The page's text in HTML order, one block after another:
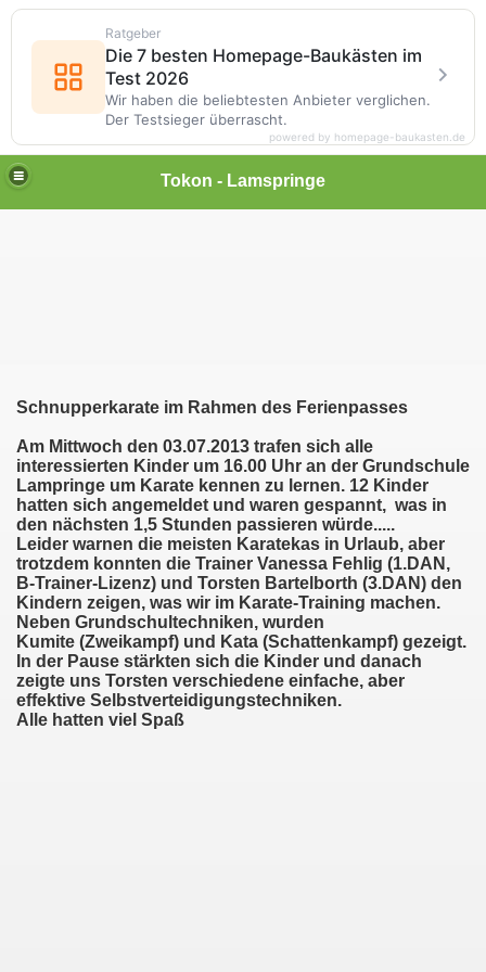
Tokon - Lamspringe
Schnupperkarate im Rahmen des Ferienpasses
Am Mittwoch den 03.07.2013 trafen sich alle
interessierten Kinder um 16.00 Uhr an der Grundschule
Lampringe um Karate kennen zu lernen. 12 Kinder
hatten sich angemeldet und waren gespannt, was in
den nächsten 1,5 Stunden passieren würde.....
Leider warnen die meisten Karatekas in Urlaub, aber
trotzdem konnten die Trainer Vanessa Fehlig (1.DAN,
B-Trainer-Lizenz) und Torsten Bartelborth (3.DAN) den
Kindern zeigen, was wir im Karate-Training machen.
Neben Grundschultechniken, wurden
Kumite (Zweikampf) und Kata (Schattenkampf) gezeigt.
In der Pause stärkten sich die Kinder und danach
zeigte uns Torsten verschiedene einfache, aber
effektive Selbstverteidigungstechniken.
Alle hatten viel Spaß
Ratgeber
Die 7 besten Homepage-Baukästen im
Test 2026
Wir haben die beliebtesten Anbieter verglichen.
Der Testsieger überrascht.
powered by homepage-baukasten.de